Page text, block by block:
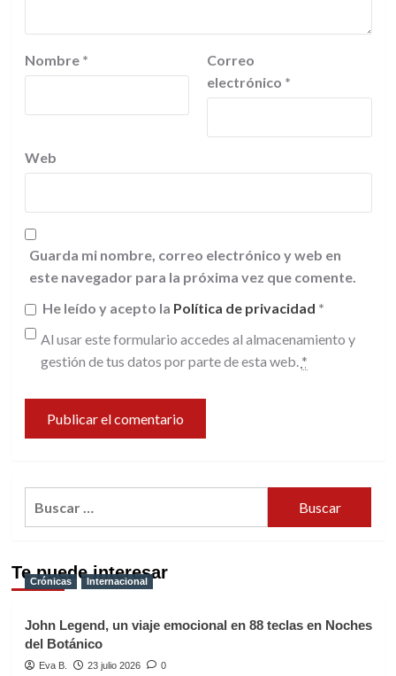
Nombre *
Correo
electrónico *
Web
Guarda mi nombre, correo electrónico y web en
este navegador para la próxima vez que comente.
He leído y acepto la Política de privacidad *
Al usar este formulario accedes al almacenamiento y
gestión de tus datos por parte de esta web. *
Te puede interesar
Crónicas Internacional
John Legend, un viaje emocional en 88 teclas en Noches
del Botánico
Eva B. 23 julio 2026 0